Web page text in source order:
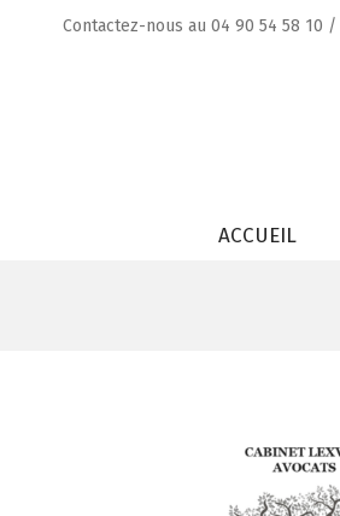
Contactez-nous au 04 90 54 58 10 /
ACCUEIL